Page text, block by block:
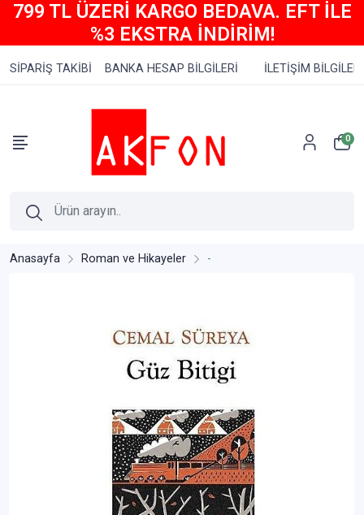
799 TL ÜZERİ KARGO BEDAVA. EFT İLE
%3 EKSTRA İNDİRİM!
SİPARİŞ TAKİBİ BANKA HESAP BİLGİLERİ İLETİŞİM BİLGİLERİ
0
Anasayfa Roman ve Hikayeler -